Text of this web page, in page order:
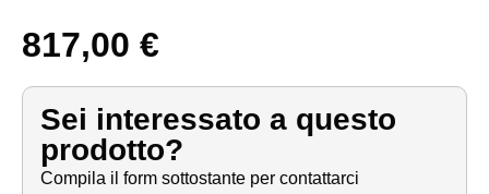
817,00 €
Sei interessato a questo
prodotto?
Compila il form sottostante per contattarci